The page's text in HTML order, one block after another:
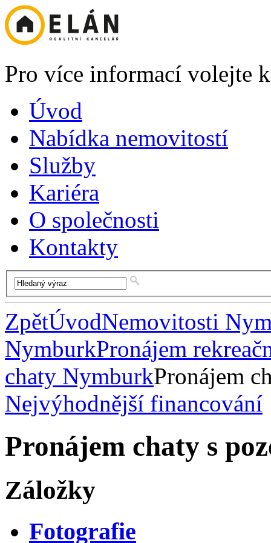
Pro více informací volejte
Úvod
Nabídka nemovitostí
Služby
Kariéra
O společnosti
Kontakty
ZpětÚvodNemovitosti
NymburkPronájem
chaty NymburkPronájem
Nejvýhodnější financování
Pronájem chaty s
Záložky
Fotografie